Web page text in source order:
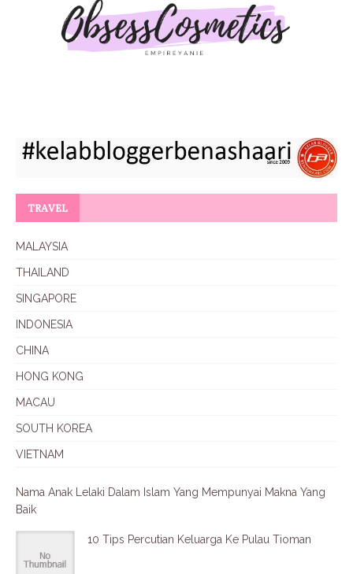
TRAVEL
MALAYSIA
THAILAND
SINGAPORE
INDONESIA
CHINA
HONG KONG
MACAU
SOUTH KOREA
VIETNAM
Nama Anak Lelaki Dalam Islam Yang Mempunyai Makna Yang
Baik
10 Tips Percutian Keluarga Ke Pulau Tioman